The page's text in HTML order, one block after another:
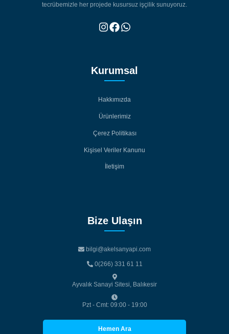
tecrübemizle her projede kusursuz işçilik sunuyoruz.
Kurumsal
Hakkımızda
Ürünlerimiz
Çerez Politikası
Kişisel Veriler Kanunu
İletişim
Bize Ulaşın
bilgi@akelsanyapi.com
0(266) 331 61 11
Ayvalık Sanayi Sitesi, Balıkesir
Pzt - Cmt: 09:00 - 19:00
Hemen Ara
Hemen Ara